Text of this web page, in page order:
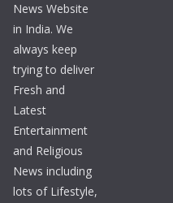
News Website
in India. We
always keep
trying to deliver
Fresh and
Latest
Entertainment
and Religious
News including
lots of Lifestyle,